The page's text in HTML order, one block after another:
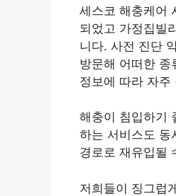
세스코 해충케어
되었고 가정집빌
니다. 사전 진단
방문해 어떠한 종
정보에 따라 자주
해충이 침입하기
하는 서비스도 동
경로로 재유입될
저희들이 징그럽